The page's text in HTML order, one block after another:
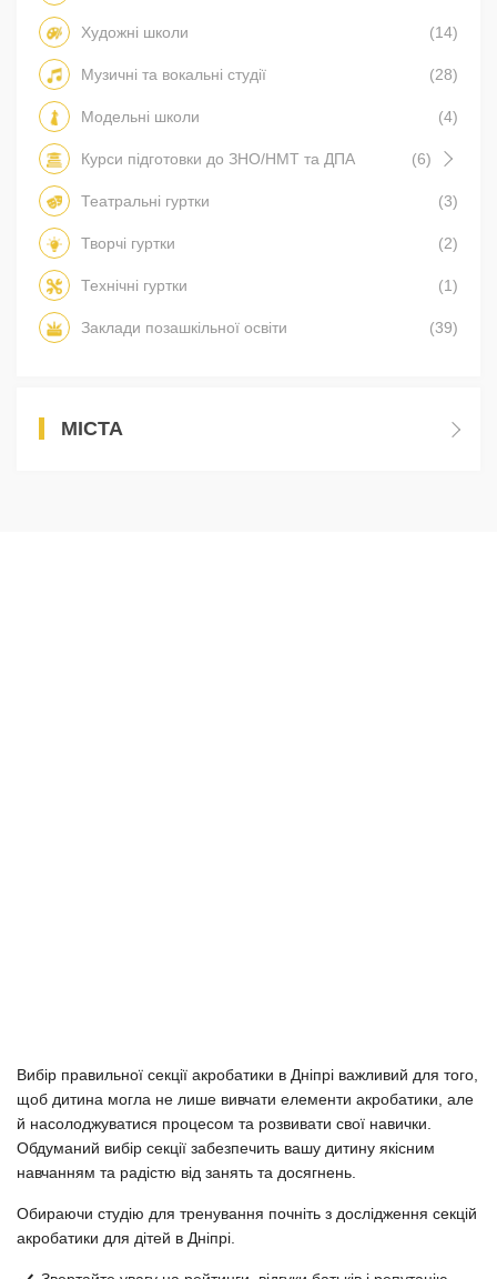
Художні школи (14)
Музичні та вокальні студії (28)
Модельні школи (4)
Курси підготовки до ЗНО/НМТ та ДПА (6)
Театральні гуртки (3)
Творчі гуртки (2)
Технічні гуртки (1)
Заклади позашкільної освіти (39)
МІСТА
Вибір правильної секції акробатики в Дніпрі важливий для того,
щоб дитина могла не лише вивчати елементи акробатики, але
й насолоджуватися процесом та розвивати свої навички.
Обдуманий вибір секції забезпечить вашу дитину якісним
навчанням та радістю від занять та досягнень.
Обираючи студію для тренування почніть з дослідження секцій
акробатики для дітей в Дніпрі.